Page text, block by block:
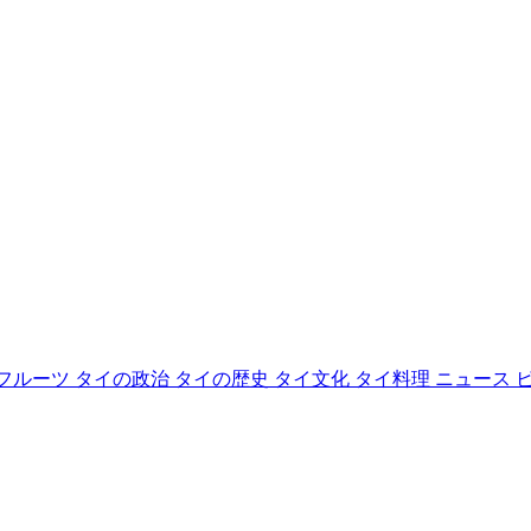
ルーツ タイの政治 タイの歴史 タイ文化 タイ料理 ニュース